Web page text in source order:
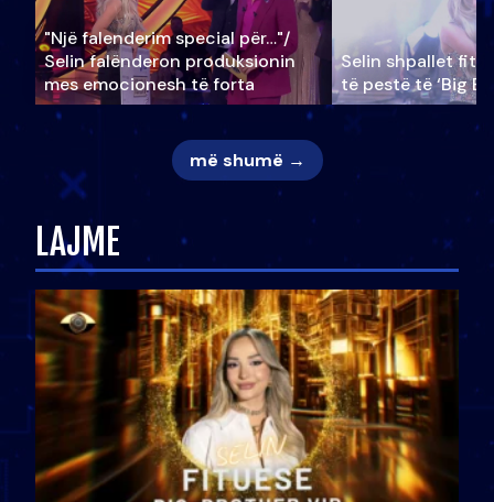
"Një falenderim special për…"/
Selin falënderon produksionin
mes emocionesh të forta
Selin shpallet
të pestë të ‘Big
më shumë →
LAJME